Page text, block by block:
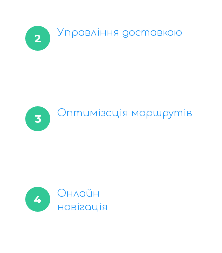
2 Управління доставкою
3 Оптимізація маршрутів
4
Онлайн
навігація